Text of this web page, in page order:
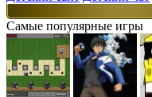
Самые популярные игры